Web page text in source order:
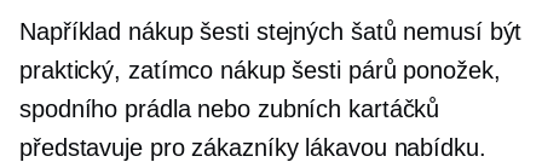
Například nákup šesti stejných šatů nemusí být
praktický, zatímco nákup šesti párů ponožek,
spodního prádla nebo zubních kartáčků
představuje pro zákazníky lákavou nabídku.